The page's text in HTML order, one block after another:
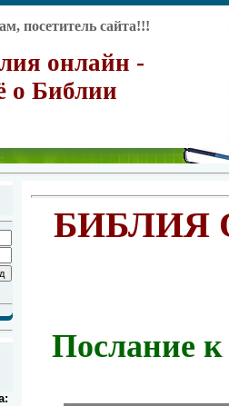
посетитель сайта!!!
онлайн -
о Библии
БИБЛИЯ
Послание